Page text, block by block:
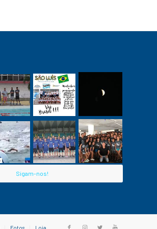
Sigam-nos!
Fotos Loja